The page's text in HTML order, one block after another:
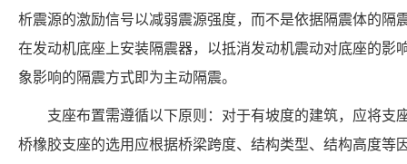
析震源的激励信号以减弱震源强度，而不是依据隔震体的隔
在发动机底座上安装隔震器，以抵消发动机震动对底座的影
象影响的隔震方式即为主动隔震。
支座布置需遵循以下原则：对于有坡度的建筑，应将支
桥橡胶支座的选用应根据桥梁跨度、结构类型、结构高度等